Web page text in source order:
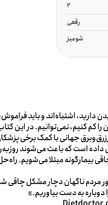
2
رقعی
شومیز
دارید، اشتباه‌اند و باید
کنیم، نمی‌توانیم. در این
جهانی با کمک برخی
است که باعث می‌شوند
بیمارگونه مبتلا می‌شویم.
ناگهان دچار مشکل چاقی
دوباره به دست بیاوریم.»